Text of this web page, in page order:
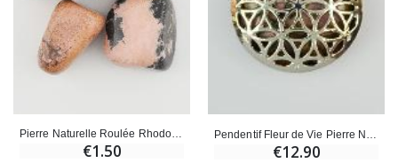
Pierre Naturelle Roulée Rhodonite - 2cm
€1.50 €12.90